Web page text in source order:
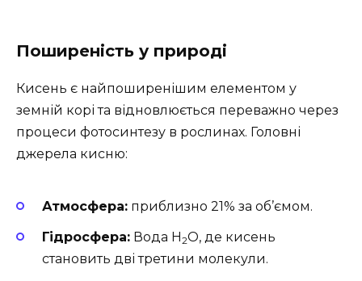
Поширеність у природі
Кисень є найпоширенішим елементом у
земній корі та відновлюється переважно через
процеси фотосинтезу в рослинах. Головні
джерела кисню:
Атмосфера: приблизно 21% за об’ємом.
Гідросфера: Вода H 2O, де кисень
становить дві третини молекули.